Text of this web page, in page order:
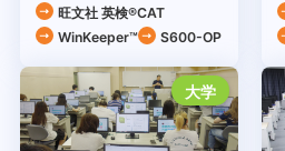
旺文社 英検®CAT
WinKeeper™
S600-OP
大学